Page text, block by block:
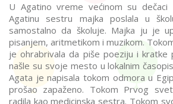
U Agatino vreme većinom su
Agatinu sestru majka poslala u
samostalno da školuje. Majka ju je
pisanjem, aritmetikom i muzikom.
je ohrabrivala da piše poeziju i kratke
našle su svoje mesto u lokalnim
Agata je napisala tokom odmora u
prošao zapaženo. Tokom Prvog
radila kao medicinska sestra. Tokom